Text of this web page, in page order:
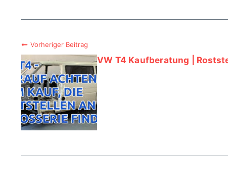
Vorheriger Beitrag
VW T4 Kaufberatung |